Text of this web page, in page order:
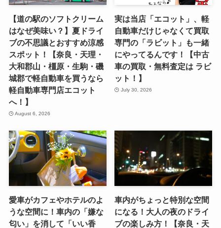
【道の駅のソフトクリーム
はなぜ美味い？】夏ドライ
ブの不思議とおすすめ涼感
スポット！【奈良・天理・
大和郡山・橿原・生駒・磯
城郡で軽自動車を買うなら
軽自動車専門店エコット
へ！】
August 6, 2026
実は当店「エコット」、軽
自動車だけじゃなくて買取
専門の「ラビット」も一緒
にやってるんです！【中古
車の買取・無料査定は ラビ
ット！】
July 30, 2026
愛車がカフェやホテルのよ
うな空間に！車内の「嫌な
匂い」を消して「いい香
車内がちょっと特別な空間
になる！大人の夜のドライ
ブの楽しみ方！【奈良・天